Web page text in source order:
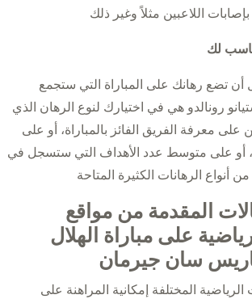
لك
أن تضع رهانك على المباراة التي ستجمع
رونالدو هي في اختيارك لنوع الرهان الذي
معرفة الفريق الفائز بالمباراة، أو على
أو على متوسط عدد الأهداف التي ستسجل في
المقدمة من مواقع
على مباراة الهلال
سان جيرمان
الرياضية المختلفة إمكانية المراهنة على